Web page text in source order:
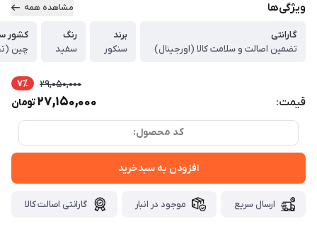
ویژگی‌ها مشاهده همه
گارانتی
تضمین اصالت و سلامت کالا (اورجینال)
برند
سنکور
رنگ
سفید
کشور
چین
قیمت:
29,050,000 7٪
27,150,000تومان
کد محصول:
افزودن به سبدخرید
ارسال سریع موجود در انبار گارانتی اصالت کالا